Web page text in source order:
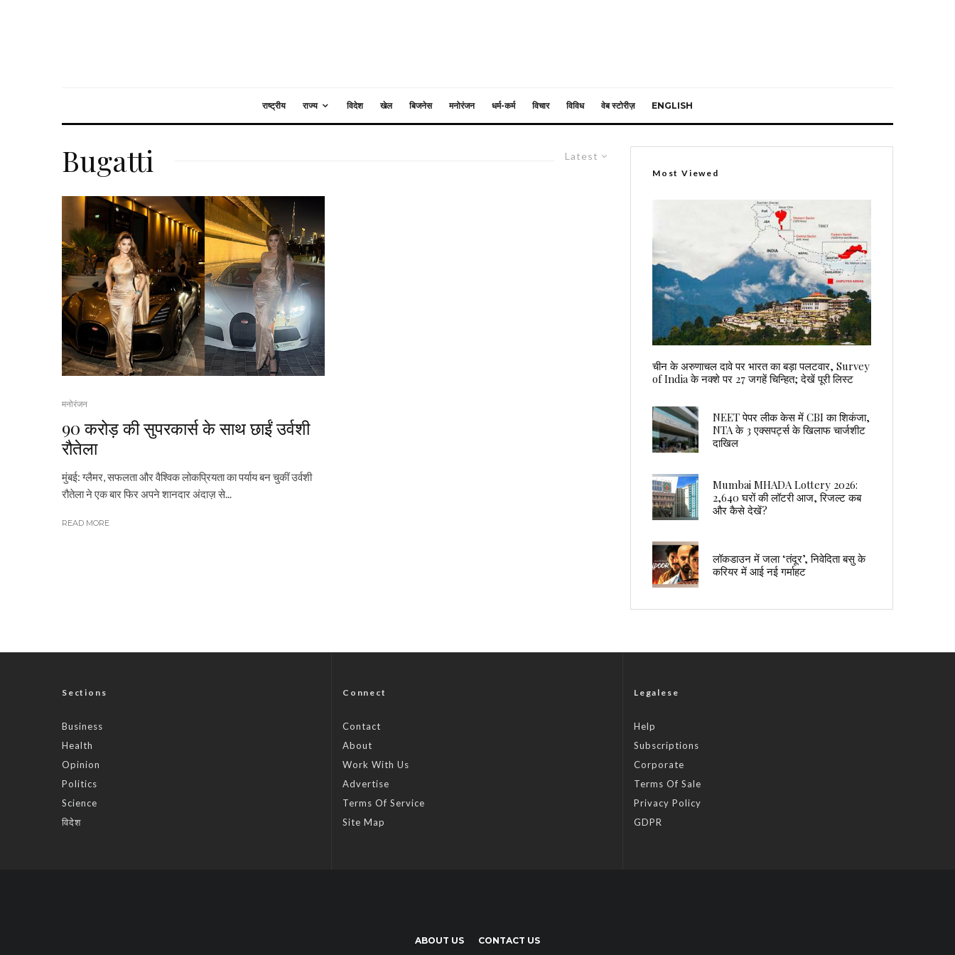
राष्ट्रीय राज्य विदेश खेल बिजनेस मनोरंजन धर्म-कर्म विचार विविध वेब स्टोरीज़ ENGLISH
Latest
Bugatti
मनोरंजन
₹90 करोड़ की सुपरकार्स के साथ छाईं उर्वशी
रौतेला
मुंबई: ग्लैमर, सफलता और वैश्विक लोकप्रियता का पर्याय बन चुकीं उर्वशी
रौतेला ने एक बार फिर अपने शानदार अंदाज़ से...
READ MORE
Most Viewed
चीन के अरुणाचल दावे पर भारत का बड़ा पलटवार, Survey
of India के नक्शे पर 27 जगहें चिन्हित; देखें पूरी लिस्ट
NEET पेपर लीक केस में CBI का शिकंजा,
NTA के 3 एक्सपर्ट्स के खिलाफ चार्जशीट
दाखिल
Mumbai MHADA Lottery 2026:
2,640 घरों की लॉटरी आज, रिजल्ट कब
और कैसे देखें?
लॉकडाउन में जला ‘तंदूर’, निवेदिता बसु के
करियर में आई नई गर्माहट
Sections
Business
Health
Opinion
Politics
Science
विदेश
Connect
Contact
About
Work With Us
Advertise
Terms Of Service
Site Map
Legalese
Help
Subscriptions
Corporate
Terms Of Sale
Privacy Policy
GDPR
ABOUT US CONTACT US